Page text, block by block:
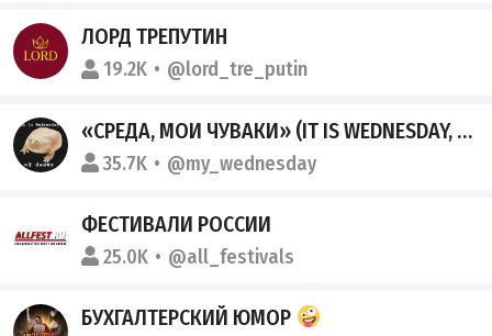
ЛОРД ТРЕПУТИН
19.2K @lord_tre_putin
«СРЕДА, МОИ ЧУВАКИ» (IT IS WEDNESDAY, MY DUDES)
35.7K @my_wednesday
ФЕСТИВАЛИ РОССИИ
25.0K @all_festivals
БУХГАЛТЕРСКИЙ ЮМОР